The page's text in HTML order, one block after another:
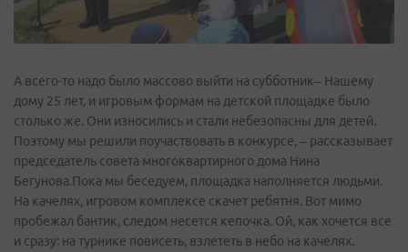
А всего-то надо было массово выйти на субботник– Нашему
дому 25 лет, и игровым формам на детской площадке было
столько же. Они износились и стали небезопасны для детей.
Поэтому мы решили поучаствовать в конкурсе, – рассказывает
председатель совета многоквартирного дома Нина
Бегунова.Пока мы беседуем, площадка наполняется людьми.
На качелях, игровом комплексе скачет ребятня. Вот мимо
пробежал бантик, следом несется кепочка. Ой, как хочется все
и сразу: на турнике повисеть, взлететь в небо на качелях.